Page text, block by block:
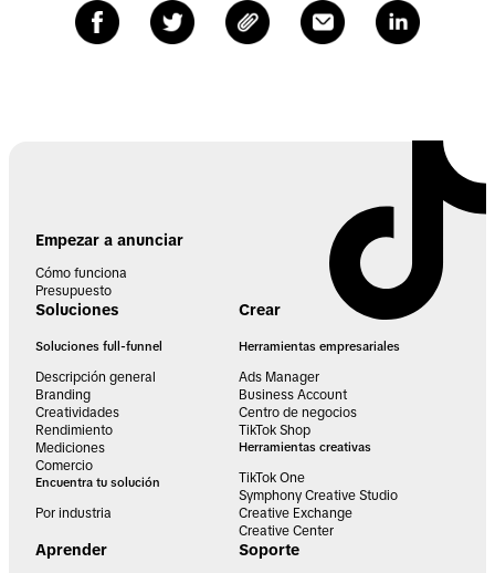
Empezar a anunciar
Cómo funciona
Presupuesto
Soluciones
Soluciones full-funnel
Descripción general
Branding
Creatividades
Rendimiento
Mediciones
Comercio
Encuentra tu solución
Por industria
Crear
Herramientas empresariales
Ads Manager
Business Account
Centro de negocios
TikTok Shop
Herramientas creativas
TikTok One
Symphony Creative Studio
Creative Exchange
Creative Center
Aprender Soporte